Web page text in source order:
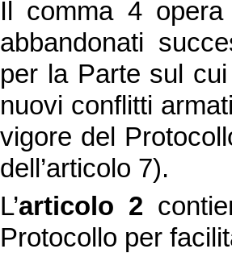
Il comma 4
abbandonati
per la Parte sul
nuovi conflitti
vigore del
dell’articolo 7).
L’articolo 2
Protocollo per